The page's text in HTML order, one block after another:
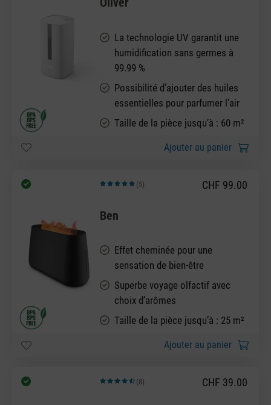
La technologie UV garantit une
humidification sans germes à
99.99 %
Possibilité d’ajouter des huiles
essentielles pour parfumer l’air
Taille de la pièce jusqu’à : 60 m²
Ajouter au panier
Note moyenne de 5 sur 5 étoiles
(5) CHF 99.00
Ben
Effet cheminée pour une
sensation de bien-être
Superbe voyage olfactif avec
choix d’arômes
Taille de la pièce jusqu’à : 25 m²
Ajouter au panier
Note moyenne de 4.5 sur 5 étoiles
(8) CHF 39.00